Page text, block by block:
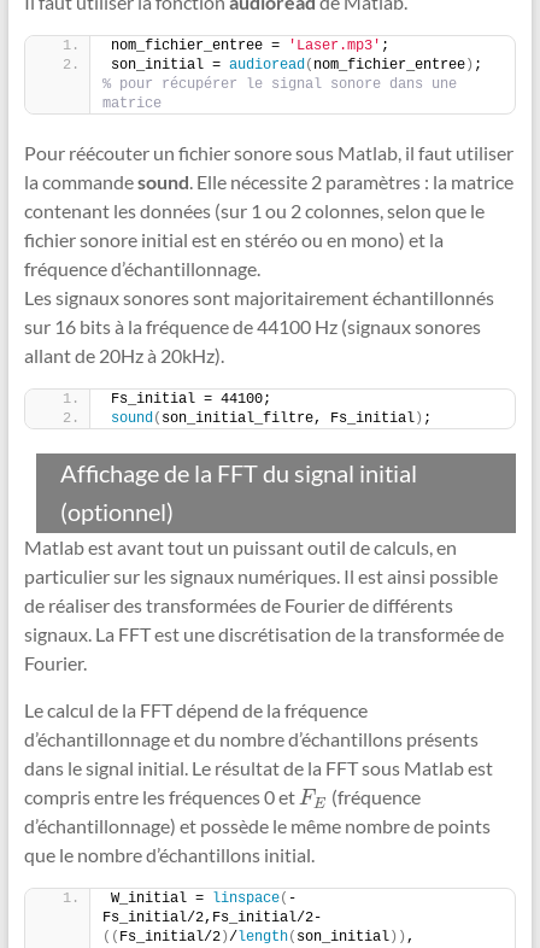
nom_fichier_entree = 'Laser.mp3' ;
son_initial = audioread( nom_fichier_entree)
% pour récupérer le signal sonore dans une
matrice
Pour réécouter un fichier sonore sous Matlab, il faut utiliser
la commandesound. Elle nécessite 2 paramètres : la matrice
contenant les données (sur 1 ou 2 colonnes, selon que le
fichier sonore initial est en stéréo ou en mono) et la
fréquence d’échantillonnage.
Les signaux sonores sont majoritairement échantillonnés
sur 16 bits à la fréquence de 44100 Hz (signaux sonores
allant de 20Hz à 20kHz).
Fs_initial = 44100;
sound( son_initial_filtre, Fs_initial) ;
Affichage de la FFT du signal initial
(optionnel)
Matlab est avant tout un puissant outil de calculs, en
particulier sur les signaux numériques. Il est ainsi possible
de réaliser des transformées de Fourier de différents
signaux. La FFT est une discrétisation de la transformée de
Fourier.
Le calcul de la FFT dépend de la fréquence
d’échantillonnage et du nombre d’échantillons présents
dans le signal initial. Le résultat de la FFT sous Matlab est
compris entre les fréquences 0 etFE
FE (fréquence
d’échantillonnage) et possède le même nombre de points
que le nombre d’échantillons initial.
W_initial = linspace( -
Fs_initial/2,Fs_initial/2-
(( Fs_initial/2)/ length( son_initial))